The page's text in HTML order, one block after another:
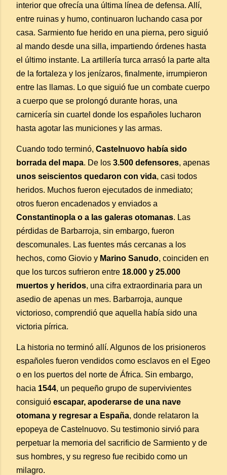
interior que ofrecía una última línea de defensa. Allí,
entre ruinas y humo, continuaron luchando casa por
casa. Sarmiento fue herido en una pierna, pero siguió
al mando desde una silla, impartiendo órdenes hasta
el último instante. La artillería turca arrasó la parte alta
de la fortaleza y los jenízaros, finalmente, irrumpieron
entre las llamas. Lo que siguió fue un combate cuerpo
a cuerpo que se prolongó durante horas, una
carnicería sin cuartel donde los españoles lucharon
hasta agotar las municiones y las armas.
Cuando todo terminó, Castelnuovo había sido
borrada del mapa. De los 3.500 defensores, apenas
unos seiscientos quedaron con vida, casi todos
heridos. Muchos fueron ejecutados de inmediato;
otros fueron encadenados y enviados a
Constantinopla o a las galeras otomanas. Las
pérdidas de Barbarroja, sin embargo, fueron
descomunales. Las fuentes más cercanas a los
hechos, como Giovio y Marino Sanudo, coinciden en
que los turcos sufrieron entre 18.000 y 25.000
muertos y heridos, una cifra extraordinaria para un
asedio de apenas un mes. Barbarroja, aunque
victorioso, comprendió que aquella había sido una
victoria pírrica.
La historia no terminó allí. Algunos de los prisioneros
españoles fueron vendidos como esclavos en el Egeo
o en los puertos del norte de África. Sin embargo,
hacia 1544, un pequeño grupo de supervivientes
consiguió escapar, apoderarse de una nave
otomana y regresar a España, donde relataron la
epopeya de Castelnuovo. Su testimonio sirvió para
perpetuar la memoria del sacrificio de Sarmiento y de
sus hombres, y su regreso fue recibido como un
milagro.